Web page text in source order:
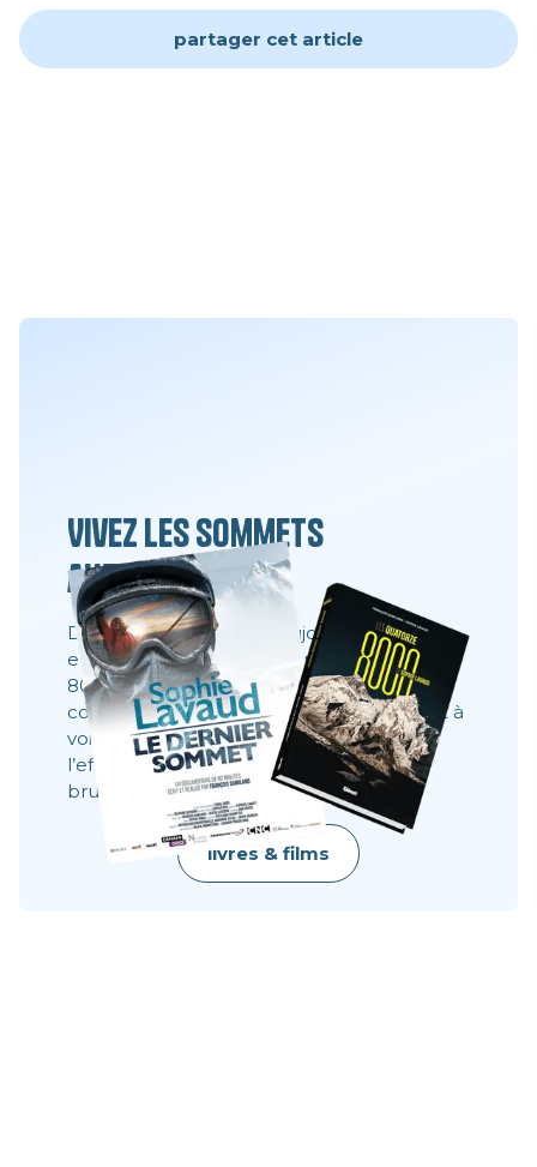
partager cet article
Vivez les sommets
autrement
Des films, des livres et toujours la même
envie : partager ce que l’on ne voit pas à
8000 mètres. Ces récits montrent les
coulisses, les visages, les choix. Ils donnent à
voir ce qu’une image ne dit pas toujours :
l’effort, le doute, la résilience, la beauté
brute.
livres & films